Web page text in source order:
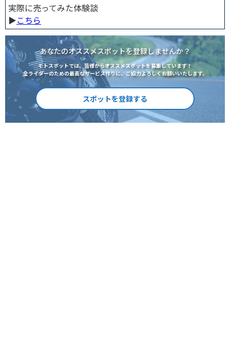
実際に売ってみた体験談
▶︎こちら
あなたのオススメスポットを登録しませんか？
モトスポットでは、皆様からオススメスポットを募集しています！
全ライダーのための最高なサービス作りに、ご協力よろしくお願いいたします。
スポットを登録する